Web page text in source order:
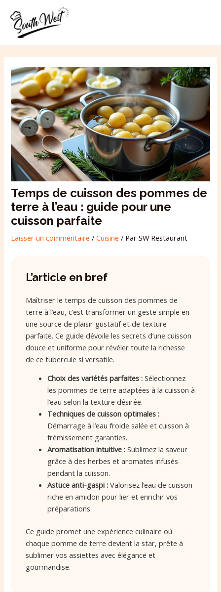
contenu
Temps de cuisson des pommes de
terre à l’eau : guide pour une
cuisson parfaite
Laisser un commentaire /Cuisine / ParSW Restaurant
L’article en bref
Maîtriser le temps de cuisson des pommes de
terre à l’eau, c’est transformer un geste simple en
une source de plaisir gustatif et de texture
parfaite. Ce guide dévoile les secrets d’une cuisson
douce et uniforme pour révéler toute la richesse
de ce tubercule si versatile.
Choix des variétés parfaites : Sélectionnez
les pommes de terre adaptées à la cuisson à
l’eau selon la texture désirée.
Techniques de cuisson optimales :
Démarrage à l’eau froide salée et cuisson à
frémissement garanties.
Aromatisation intuitive : Sublimez la saveur
grâce à des herbes et aromates infusés
pendant la cuisson.
Astuce anti-gaspi : Valorisez l’eau de cuisson
riche en amidon pour lier et enrichir vos
préparations.
Ce guide promet une expérience culinaire où
chaque pomme de terre devient la star, prête à
sublimer vos assiettes avec élégance et
gourmandise.